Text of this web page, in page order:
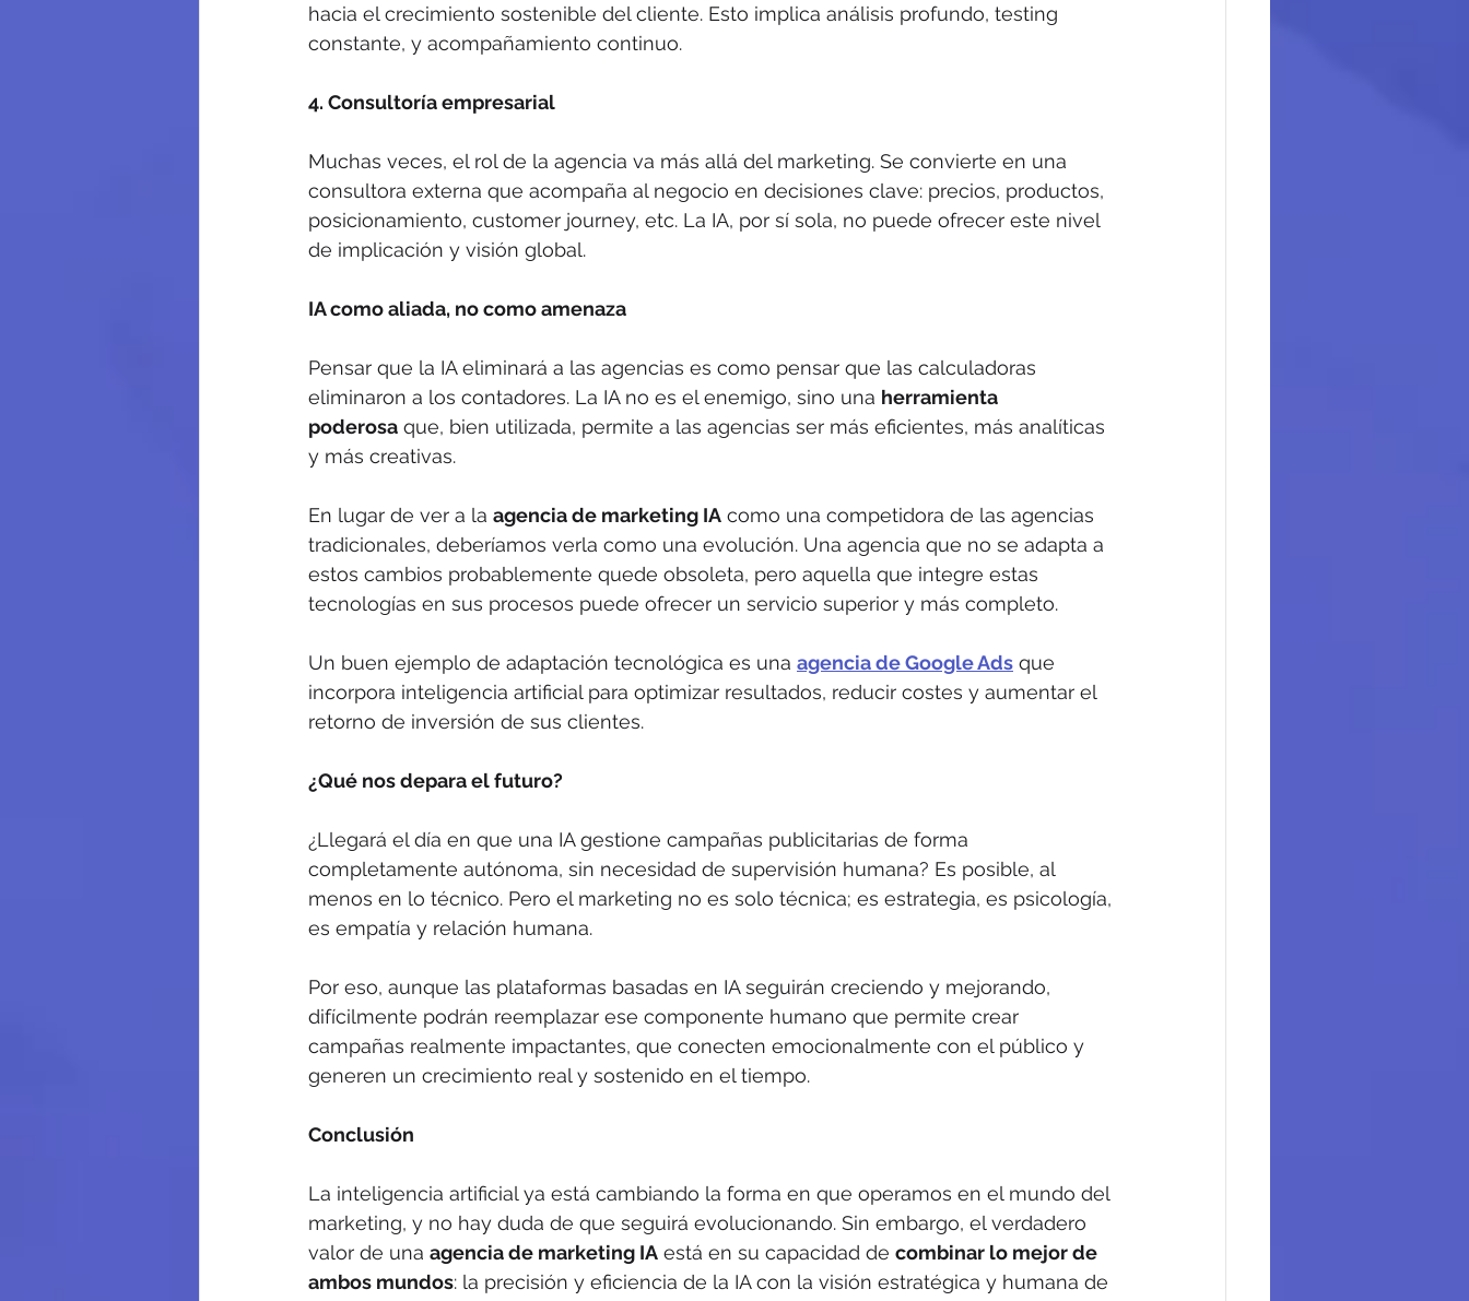
hacia el crecimiento sostenible del cliente. Esto implica análisis profundo, testing
constante, y acompañamiento continuo.
4. Consultoría empresarial
Muchas veces, el rol de la agencia va más allá del marketing. Se convierte en una
consultora externa que acompaña al negocio en decisiones clave: precios, productos,
posicionamiento, customer journey, etc. La IA, por sí sola, no puede ofrecer este nivel
de implicación y visión global.
IA como aliada, no como amenaza
Pensar que la IA eliminará a las agencias es como pensar que las calculadoras
eliminaron a los contadores. La IA no es el enemigo, sino una herramienta
poderosa que, bien utilizada, permite a las agencias ser más eficientes, más analíticas
y más creativas.
En lugar de ver a la agencia de marketing IA como una competidora de las agencias
tradicionales, deberíamos verla como una evolución. Una agencia que no se adapta a
estos cambios probablemente quede obsoleta, pero aquella que integre estas
tecnologías en sus procesos puede ofrecer un servicio superior y más completo.
Un buen ejemplo de adaptación tecnológica es una agencia de Google Ads que
incorpora inteligencia artificial para optimizar resultados, reducir costes y aumentar el
retorno de inversión de sus clientes.
¿Qué nos depara el futuro?
¿Llegará el día en que una IA gestione campañas publicitarias de forma
completamente autónoma, sin necesidad de supervisión humana? Es posible, al
menos en lo técnico. Pero el marketing no es solo técnica; es estrategia, es psicología,
es empatía y relación humana.
Por eso, aunque las plataformas basadas en IA seguirán creciendo y mejorando,
difícilmente podrán reemplazar ese componente humano que permite crear
campañas realmente impactantes, que conecten emocionalmente con el público y
generen un crecimiento real y sostenido en el tiempo.
Conclusión
La inteligencia artificial ya está cambiando la forma en que operamos en el mundo del
marketing, y no hay duda de que seguirá evolucionando. Sin embargo, el verdadero
valor de una agencia de marketing IA está en su capacidad de combinar lo mejor de
ambos mundos: la precisión y eficiencia de la IA con la visión estratégica y humana de